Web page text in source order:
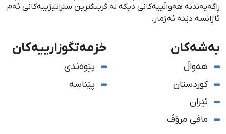
ڕاگەیەندنە هەواڵییەكانی دیكە لە گرینگترین ستراتیژییەكانی ئەم
ئاژانسە دێنە ئەژمار.
بەشەکان
هەواڵ
کوردستان
ئێران
مافی مرۆڤ
خزمەتگوزارییەکان
پێوەندی
پێناسە